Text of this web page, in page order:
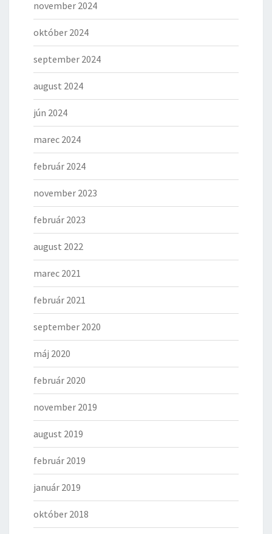
november 2024
október 2024
september 2024
august 2024
jún 2024
marec 2024
február 2024
november 2023
február 2023
august 2022
marec 2021
február 2021
september 2020
máj 2020
február 2020
november 2019
august 2019
február 2019
január 2019
október 2018